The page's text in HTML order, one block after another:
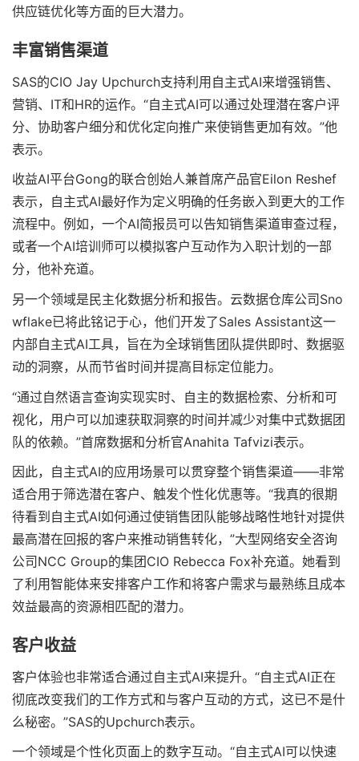
供应链优化等方面的巨大潜力。
丰富销售渠道
SAS的CIO Jay Upchurch支持利用自主式AI来增强销售、
营销、IT和HR的运作。“自主式AI可以通过处理潜在客户评
分、协助客户细分和优化定向推广来使销售更加有效。”他
表示。
收益AI平台Gong的联合创始人兼首席产品官Eilon Reshef
表示，自主式AI最好作为定义明确的任务嵌入到更大的工作
流程中。例如，一个AI简报员可以告知销售渠道审查过程，
或者一个AI培训师可以模拟客户互动作为入职计划的一部
分，他补充道。
另一个领域是民主化数据分析和报告。云数据仓库公司Sno
wflake已将此铭记于心，他们开发了Sales Assistant这一
内部自主式AI工具，旨在为全球销售团队提供即时、数据驱
动的洞察，从而节省时间并提高目标定位能力。
“通过自然语言查询实现实时、自主的数据检索、分析和可
视化，用户可以加速获取洞察的时间并减少对集中式数据团
队的依赖。”首席数据和分析官Anahita Tafvizi表示。
因此，自主式AI的应用场景可以贯穿整个销售渠道——非常
适合用于筛选潜在客户、触发个性化优惠等。“我真的很期
待看到自主式AI如何通过使销售团队能够战略性地针对提供
最高潜在回报的客户来推动销售转化，”大型网络安全咨询
公司NCC Group的集团CIO Rebecca Fox补充道。她看到
了利用智能体来安排客户工作和将客户需求与最熟练且成本
效益最高的资源相匹配的潜力。
客户收益
客户体验也非常适合通过自主式AI来提升。“自主式AI正在
彻底改变我们的工作方式和与客户互动的方式，这已不是什
么秘密。”SAS的Upchurch表示。
一个领域是个性化页面上的数字互动。“自主式AI可以快速